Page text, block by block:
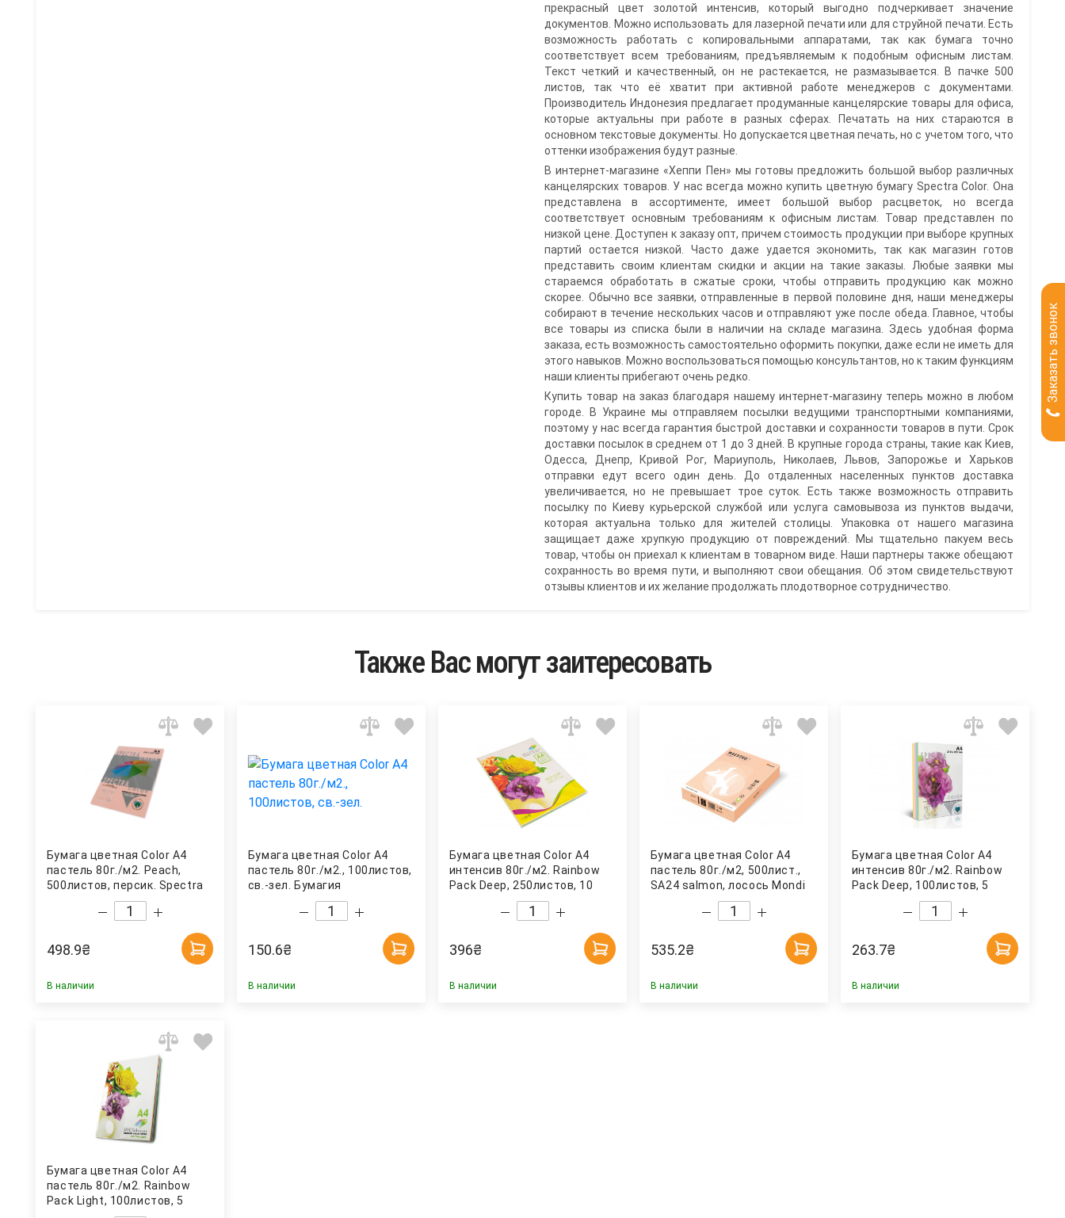
прекрасный цвет золотой интенсив, который выгодно подчеркивает значение
документов. Можно использовать для лазерной печати или для струйной печати. Есть
возможность работать с копировальными аппаратами, так как бумага точно
соответствует всем требованиям, предъявляемым к подобным офисным листам.
Текст четкий и качественный, он не растекается, не размазывается. В пачке 500
листов, так что её хватит при активной работе менеджеров с документами.
Производитель Индонезия предлагает продуманные канцелярские товары для офиса,
которые актуальны при работе в разных сферах. Печатать на них стараются в
основном текстовые документы. Но допускается цветная печать, но с учетом того, что
оттенки изображения будут разные.
В интернет-магазине «Хеппи Пен» мы готовы предложить большой выбор различных
канцелярских товаров. У нас всегда можно купить цветную бумагу Spectra Color. Она
представлена в ассортименте, имеет большой выбор расцветок, но всегда
соответствует основным требованиям к офисным листам. Товар представлен по
низкой цене. Доступен к заказу опт, причем стоимость продукции при выборе крупных
партий остается низкой. Часто даже удается экономить, так как магазин готов
представить своим клиентам скидки и акции на такие заказы. Любые заявки мы
стараемся обработать в сжатые сроки, чтобы отправить продукцию как можно
скорее. Обычно все заявки, отправленные в первой половине дня, наши менеджеры
собирают в течение нескольких часов и отправляют уже после обеда. Главное, чтобы
все товары из списка были в наличии на складе магазина. Здесь удобная форма
заказа, есть возможность самостоятельно оформить покупки, даже если не иметь для
этого навыков. Можно воспользоваться помощью консультантов, но к таким функциям
наши клиенты прибегают очень редко.
Купить товар на заказ благодаря нашему интернет-магазину теперь можно в любом
городе. В Украине мы отправляем посылки ведущими транспортными компаниями,
поэтому у нас всегда гарантия быстрой доставки и сохранности товаров в пути. Срок
доставки посылок в среднем от 1 до 3 дней. В крупные города страны, такие как Киев,
Одесса, Днепр, Кривой Рог, Мариуполь, Николаев, Львов, Запорожье и Харьков
отправки едут всего один день. До отдаленных населенных пунктов доставка
увеличивается, но не превышает трое суток. Есть также возможность отправить
посылку по Киеву курьерской службой или услуга самовывоза из пунктов выдачи,
которая актуальна только для жителей столицы. Упаковка от нашего магазина
защищает даже хрупкую продукцию от повреждений. Мы тщательно пакуем весь
товар, чтобы он приехал к клиентам в товарном виде. Наши партнеры также обещают
сохранность во время пути, и выполняют свои обещания. Об этом свидетельствуют
отзывы клиентов и их желание продолжать плодотворное сотрудничество.
Также Вас могут заитересовать
Бумага цветная Color A4
пастель 80г./м2. Peach,
500листов, персик. Spectra
498.9₴
В наличии
Бумага цветная Color A4
пастель 80г./м2., 100листов,
св.-зел. Бумагия
150.6₴
В наличии
Бумага цветная Color A4
интенсив 80г./м2. Rainbow
Pack Deep, 250листов, 10
цветов Spectra Color
396₴
В наличии
Бумага цветная Color A4
пастель 80г./м2, 500лист.,
SA24 salmon, лосось Mondi
535.2₴
В наличии
Бумага цветная Color A4
интенсив 80г./м2. Rainbow
Pack Deep, 100листов, 5
цветов Spectra Color
263.7₴
В наличии
Бумага цветная Color A4
пастель 80г./м2. Rainbow
Pack Light, 100листов, 5
Заказать звонок